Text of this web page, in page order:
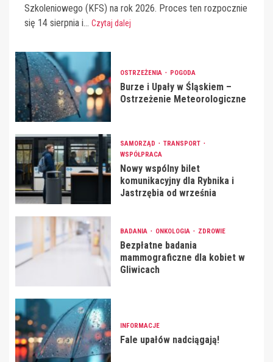
Szkoleniowego (KFS) na rok 2026. Proces ten rozpocznie
się 14 sierpnia i... Czytaj dalej
OSTRZEŻENIA POGODA
Burze i Upały w Śląskiem –
Ostrzeżenie Meteorologiczne
SAMORZĄD
TRANSPORT
WSPÓŁPRACA
Nowy wspólny bilet
komunikacyjny dla Rybnika i
Jastrzębia od września
BADANIA ONKOLOGIA ZDROWIE
Bezpłatne badania
mammograficzne dla kobiet w
Gliwicach
INFORMACJE
Fale upałów nadciągają!